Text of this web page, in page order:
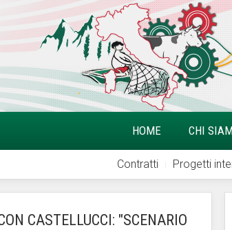
HOME CHI
Contratti Progetti
CASTELLUCCI: "SCENARIO